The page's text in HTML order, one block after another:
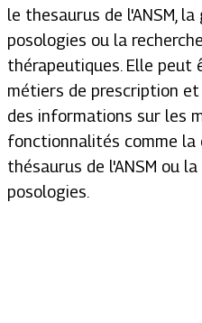
le thesaurus de l'ANSM,
posologies ou la
thérapeutiques. Elle peut
métiers de prescription
des informations sur les
fonctionnalités comme la
thésaurus de l'ANSM ou
posologies.